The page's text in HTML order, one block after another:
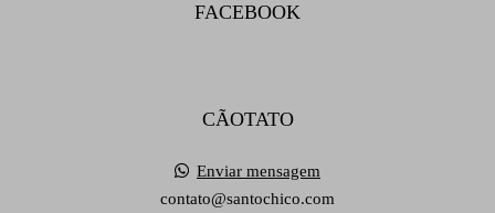
FACEBOOK
CÃOTATO
Enviar mensagem
contato@santochico.com